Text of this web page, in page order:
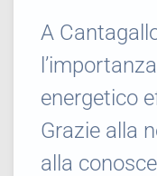
A
energetico
Grazie alla
alla